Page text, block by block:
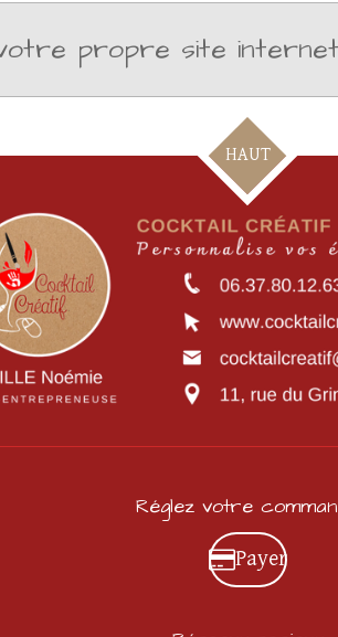
propre site
HAUT
Réglez votre
Payer